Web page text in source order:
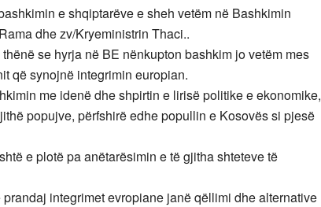
e shqiptarëve e sheh vetëm në Bashkimin
dhe zv/Kryeministrin Thaci..
se hyrja në BE nënkupton bashkim jo vetëm mes
që synojnë integrimin europian.
me idenë dhe shpirtin e lirisë politike e ekonomike,
popujve, përfshirë edhe popullin e Kosovës si pjesë
e plotë pa anëtarësimin e të gjitha shteteve të
integrimet evropiane janë qëllimi dhe alternative